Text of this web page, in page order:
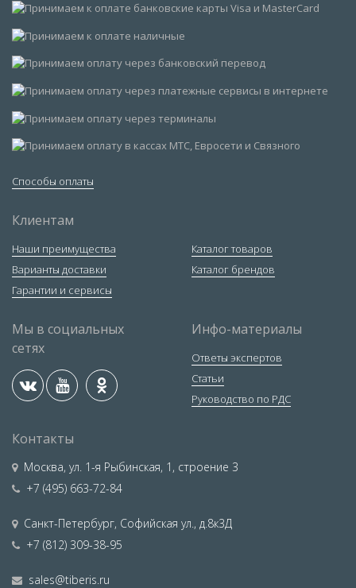
Способы оплаты
Клиентам
Наши преимущества
Варианты доставки
Гарантии и сервисы
Каталог товаров
Каталог брендов
Мы в социальных
сетях
Инфо-материалы
Ответы экспертов
Статьи
Руководство по РДС
Контакты
Москва, ул. 1-я Рыбинская, 1, строение 3
+7 (495) 663-72-84
Санкт-Петербург, Софийская ул., д.8к3Д
+7 (812) 309-38-95
sales@tiberis.ru